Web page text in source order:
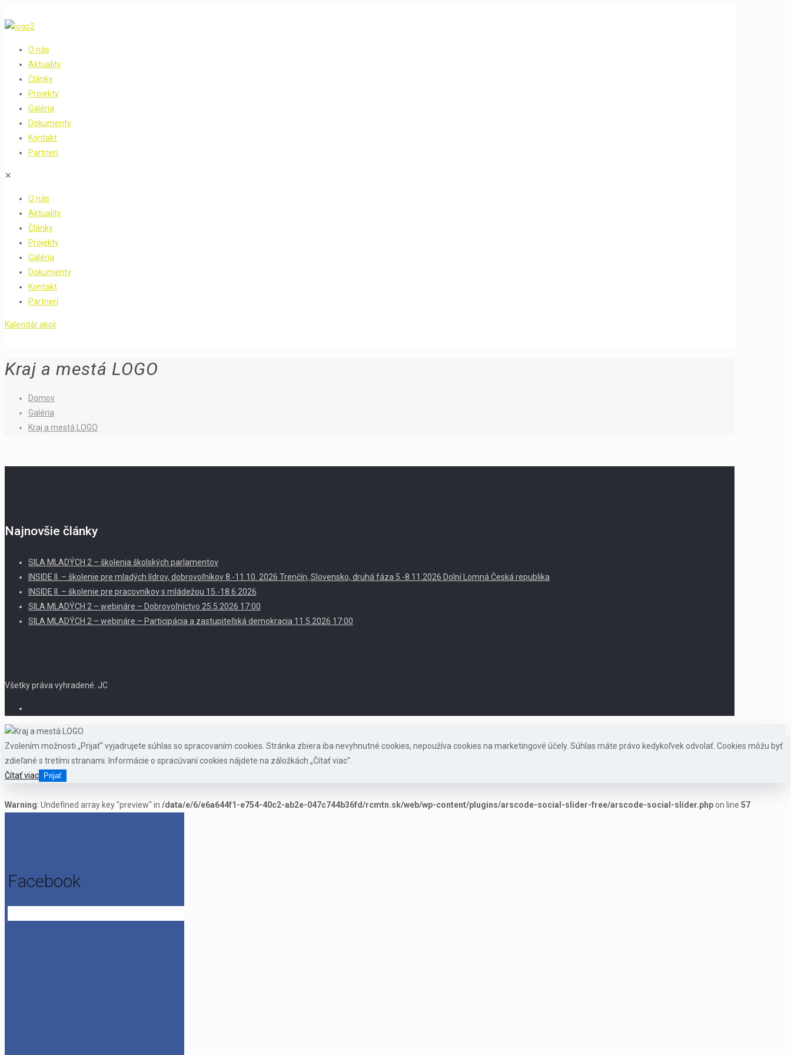
O nás
Aktuality
Články
Projekty
Galéria
Dokumenty
Kontakt
Partneri
✕
O nás
Aktuality
Články
Projekty
Galéria
Dokumenty
Kontakt
Partneri
Kalendár akcií
Kraj a mestá LOGO
Domov
Galéria
Kraj a mestá LOGO
Najnovšie články
SILA MLADÝCH 2 – školenia školských parlamentov
INSIDE II. – školenie pre mladých lídrov, dobrovoľníkov 8.-11.10. 2026 Trenčín, Slovensko, druhá fáza 5.-8.11.2026 Dolní Lomná Česká republika
INSIDE II. – školenie pre pracovníkov s mládežou 15.-18.6.2026
SILA MLADÝCH 2 – webináre – Dobrovoľníctvo 25.5.2026 17:00
SILA MLADÝCH 2 – webináre – Participácia a zastupiteľská demokracia 11.5.2026 17:00
Všetky práva vyhradené. JC
Zvolením možnosti „Prijať“ vyjadrujete súhlas so spracovaním cookies. Stránka zbiera iba nevyhnutné cookies, nepoužíva cookies na marketingové účely. Súhlas máte právo kedykoľvek odvolať. Cookies môžu byť
zdieľané s tretími stranami. Informácie o spracúvaní cookies nájdete na záložkách „Čítať viac“.
Čítať viac
Prijať
Warning: Undefined array key "preview" in /data/e/6/e6a644f1-e754-40c2-ab2e-047c744b36fd/rcmtn.sk/web/wp-content/plugins/arscode-social-slider-free/arscode-social-slider.phpon line 57
Facebook